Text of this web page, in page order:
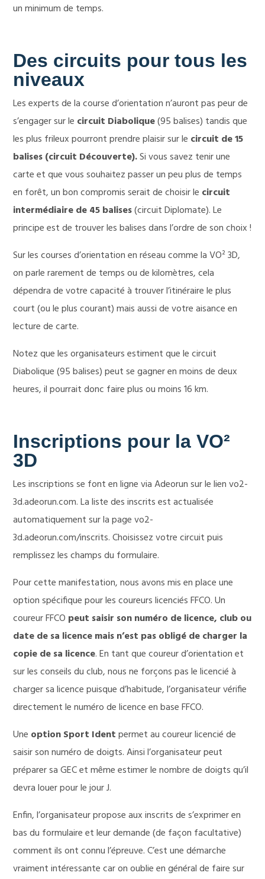
un minimum de temps.
Des circuits pour tous les
niveaux
Les experts de la course d’orientation n’auront pas peur de
s’engager sur le circuit Diabolique(95 balises) tandis que
les plus frileux pourront prendre plaisir sur le circuit de 15
balises (circuit Découverte).Si vous savez tenir une
carte et que vous souhaitez passer un peu plus de temps
en forêt, un bon compromis serait de choisir le circuit
intermédiaire de 45 balises(circuit Diplomate). Le
principe est de trouver les balises dans l’ordre de son choix !
Sur les courses d’orientation en réseau comme la VO² 3D,
on parle rarement de temps ou de kilomètres, cela
dépendra de votre capacité à trouver l’itinéraire le plus
court (ou le plus courant) mais aussi de votre aisance en
lecture de carte.
Notez que les organisateurs estiment que le circuit
Diabolique (95 balises) peut se gagner en moins de deux
heures, il pourrait donc faire plus ou moins 16 km.
Inscriptions pour la VO²
3D
Les inscriptions se font en ligne via Adeorun sur le lien vo2-
3d.adeorun.com. La liste des inscrits est actualisée
automatiquement sur la page vo2-
3d.adeorun.com/inscrits. Choisissez votre circuit puis
remplissez les champs du formulaire.
Pour cette manifestation, nous avons mis en place une
option spécifique pour les coureurs licenciés FFCO. Un
coureur FFCO peut saisir son numéro de licence, club ou
date de sa licence mais n’est pas obligé de charger la
copie de sa licence. En tant que coureur d’orientation et
sur les conseils du club, nous ne forçons pas le licencié à
charger sa licence puisque d’habitude, l’organisateur vérifie
directement le numéro de licence en base FFCO.
Une option Sport Identpermet au coureur licencié de
saisir son numéro de doigts. Ainsi l’organisateur peut
préparer sa GEC et même estimer le nombre de doigts qu’il
devra louer pour le jour J.
Enfin, l’organisateur propose aux inscrits de s’exprimer en
bas du formulaire et leur demande (de façon facultative)
comment ils ont connu l’épreuve. C’est une démarche
vraiment intéressante car on oublie en général de faire sur